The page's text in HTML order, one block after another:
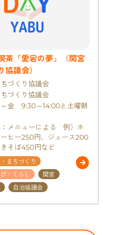
茶「愛宕の夢」（関宮
協議会）
づくり協議会
づくり協議会
金 9:30～14:00と土曜朝
メニューによる 例）ホ
ーヒー250円、ジュース200
そば450円など
まちづくり
・くらし
関宮
自治協議会